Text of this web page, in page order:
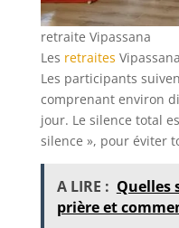
retraite Vipassana
Les retraites
Les participants
comprenant environ
jour. Le silence total
silence », pour éviter
A LIRE : Quelles
prière et